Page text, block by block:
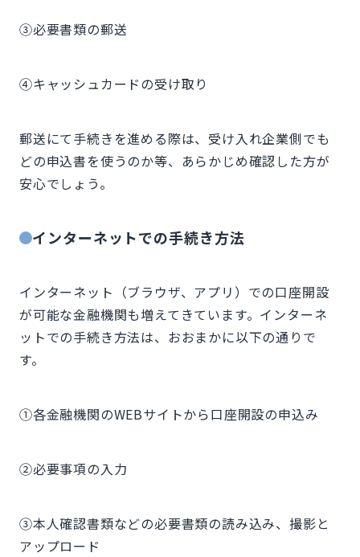
③必要書類の郵送
④キャッシュカードの受け取り
郵送にて手続きを進める際は、受け入れ企業側でも
どの申込書を使うのか等、あらかじめ確認した方が
安心でしょう。
インターネットでの手続き方法
インターネット（ブラウザ、アプリ）での口座開設
が可能な金融機関も増えてきています。インターネ
ットでの手続き方法は、おおまかに以下の通りで
す。
①各金融機関のWEBサイトから口座開設の申込み
②必要事項の入力
③本人確認書類などの必要書類の読み込み、撮影と
アップロード